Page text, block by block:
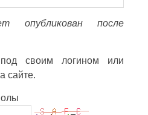
опубликован после
своим логином или
сайте.